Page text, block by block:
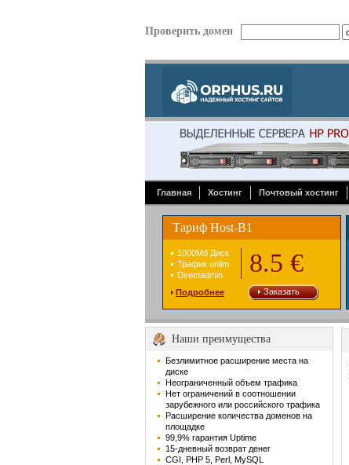
Проверить домен
Главная Хостинг Почтовый хостинг
Тариф Host-B1
1000Mб Диск
Трафик unlim
Directadmin
8.5 €
Подробнее Заказать
Наши преимущества
Безлимитное расширение места на
диске
Неограниченный объем трафика
Нет ограничений в соотношении
зарубежного или российского трафика
Расширение количества доменов на
площадке
99,9% гарантия Uptime
15-дневный возврат денег
CGI, PHP 5, Perl, MySQL